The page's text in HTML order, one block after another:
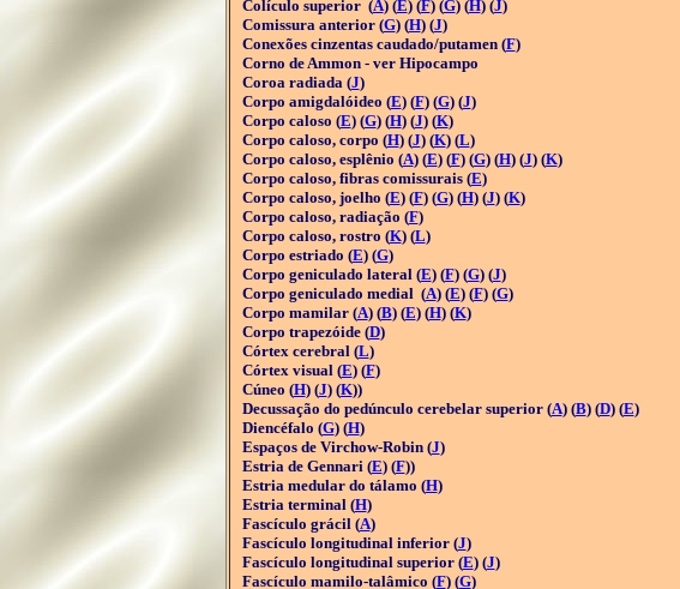
Colículo superior (A) (E) (F) (G) (H) (J)
Comissura anterior (G) (H) (J)
Conexões cinzentas caudado/putamen (F)
Corno de Ammon - ver Hipocampo
Coroa radiada (J)
Corpo amigdalóideo (E) (F) (G) (J)
Corpo caloso (E) (G) (H) (J) (K)
Corpo caloso, corpo (H) (J) (K) (L)
Corpo caloso, esplênio (A) (E) (F) (G) (H) (J) (K)
Corpo caloso, fibras comissurais (E)
Corpo caloso, joelho (E) (F) (G) (H) (J) (K)
Corpo caloso, radiação (F)
Corpo caloso, rostro (K) (L)
Corpo estriado (E) (G)
Corpo geniculado lateral (E) (F) (G) (J)
Corpo geniculado medial (A) (E) (F) (G)
Corpo mamilar (A) (B) (E) (H) (K)
Corpo trapezóide (D)
Córtex cerebral (L)
Córtex visual (E) (F)
Cúneo (H) (J) (K))
Decussação do pedúnculo cerebelar superior (A) (B) (D) (E)
Diencéfalo (G) (H)
Espaços de Virchow-Robin (J)
Estria de Gennari (E) (F))
Estria medular do tálamo (H)
Estria terminal (H)
Fascículo grácil (A)
Fascículo longitudinal inferior (J)
Fascículo longitudinal superior (E) (J)
Fascículo mamilo-talâmico (F) (G)